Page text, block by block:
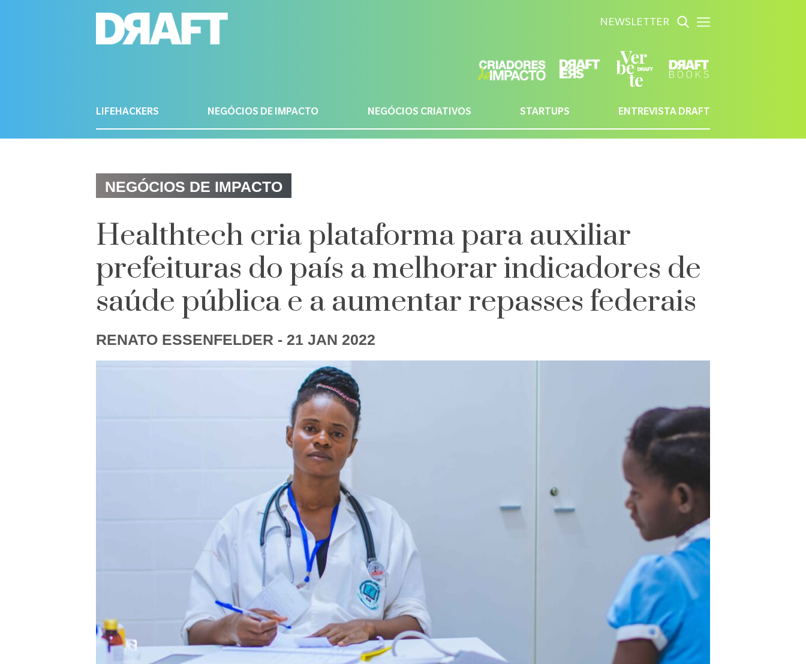
NEWSLETTER
LIFEHACKERS NEGÓCIOS DE IMPACTO NEGÓCIOS CRIATIVOS STARTUPS ENTREVISTA DRAFT
NEGÓCIOS DE IMPACTO
Healthtech cria plataforma para auxiliar
prefeituras do país a melhorar indicadores de
saúde pública e a aumentar repasses federais
RENATO ESSENFELDER - 21 JAN 2022